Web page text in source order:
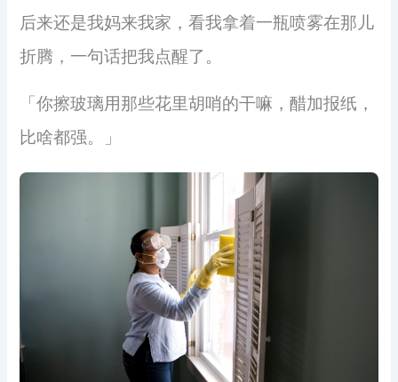
后来还是我妈来我家，看我拿着一瓶喷雾在那儿
折腾，一句话把我点醒了。
「你擦玻璃用那些花里胡哨的干嘛，醋加报纸，
比啥都强。」